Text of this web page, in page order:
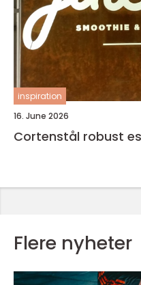
inspiration
16. June 2026
Cortenstål
Flere nyheter